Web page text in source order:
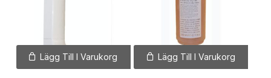
Lägg Till I Varukorg Lägg Till I Varukorg